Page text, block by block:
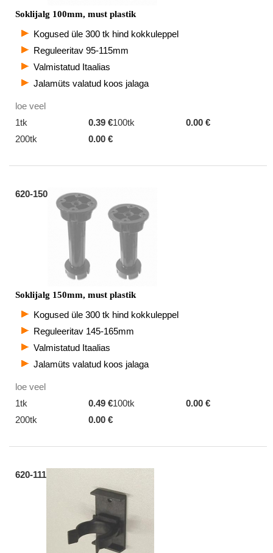
Soklijalg 100mm, must plastik
Kogused üle 300 tk hind kokkuleppel
Reguleeritav 95-115mm
Valmistatud Itaalias
Jalamüts valatud koos jalaga
loe veel
1tk
0.39 €100tk
0.00 €
200tk
0.00 €
620-150
Soklijalg 150mm, must plastik
Kogused üle 300 tk hind kokkuleppel
Reguleeritav 145-165mm
Valmistatud Itaalias
Jalamüts valatud koos jalaga
loe veel
1tk
0.49 €100tk
0.00 €
200tk
0.00 €
620-111